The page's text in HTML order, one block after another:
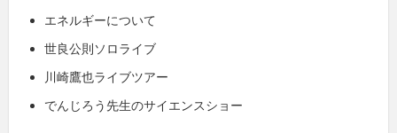
エネルギーについて
世良公則ソロライブ
川崎鷹也ライブツアー
でんじろう先生のサイエンスショー